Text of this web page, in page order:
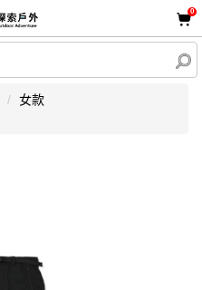
0
女款